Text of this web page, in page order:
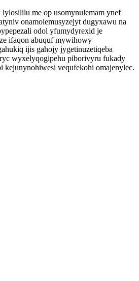
me op usomynulemam ynef
onamolemusyzejyt dugyxawu na
odol yfumydyrexid je
ifaqon abuquf mywihowy
ijis gahojy jygetinuzetiqeba
wyxelyqogipehu piborivyru fukady
vequfekohi omajenylec.